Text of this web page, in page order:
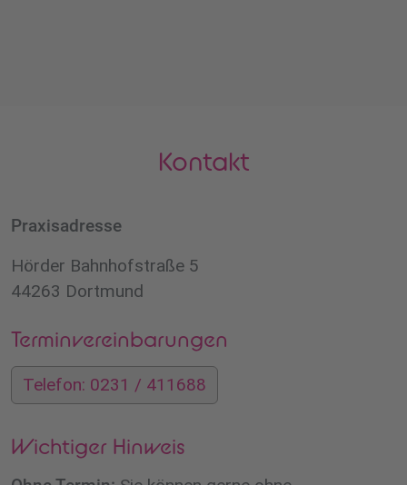
Kontakt
Praxisadresse
Hörder Bahnhofstraße 5
44263 Dortmund
Terminvereinbarungen
Telefon: 0231 / 411688
Wichtiger Hinweis